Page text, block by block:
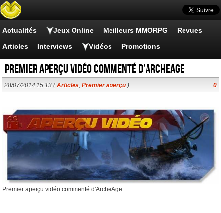
Actualités Jeux Online Meilleurs MMORPG Revues
Articles Interviews Vidéos Promotions
Premier aperçu vidéo commenté d’ArcheAge
28/07/2014 15:13 (Articles, Premier aperçu) 0
Premier aperçu vidéo commenté d'ArcheAge